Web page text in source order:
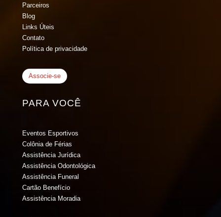
Parceiros
Blog
Links Úteis
Contato
Política de privacidade
Associe-se
PARA VOCÊ
Eventos Esportivos
Colônia de Férias
Assistência Jurídica
Assistência Odontológica
Assistência Funeral
Cartão Benefício
Assistência Moradia